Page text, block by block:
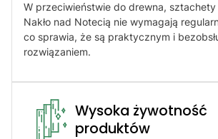
W przeciwieństwie do drewna,
Nakło nad Notecią nie wymagają
co sprawia, że są praktycznym i
rozwiązaniem.
Wysoka żywotność
produktów​